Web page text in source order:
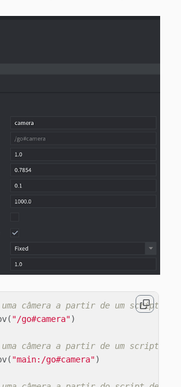
uma câmera a partir de um script na
( "/go#camera")
uma câmera a partir de um script
( "main:/go#camera")